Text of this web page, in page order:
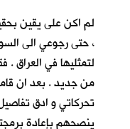
لم اكن على يقين
، حتى رجوعي الى
لتمثليها في العراق
من جديد . بعد ان
تحركاتي و ادق
ينصحهم بإعادة